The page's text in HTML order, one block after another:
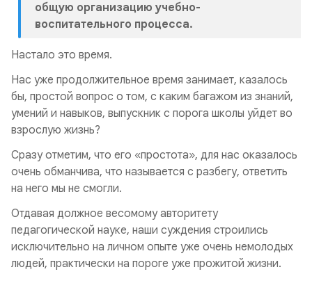
общую организацию учебно-
воспитательного процесса.
Настало это время.
Нас уже продолжительное время занимает, казалось
бы, простой вопрос о том, с каким багажом из знаний,
умений и навыков, выпускник с порога школы уйдет во
взрослую жизнь?
Сразу отметим, что его «простота», для нас оказалось
очень обманчива, что называется с разбегу, ответить
на него мы не смогли.
Отдавая должное весомому авторитету
педагогической науке, наши суждения строились
исключительно на личном опыте уже очень немолодых
людей, практически на пороге уже прожитой жизни.